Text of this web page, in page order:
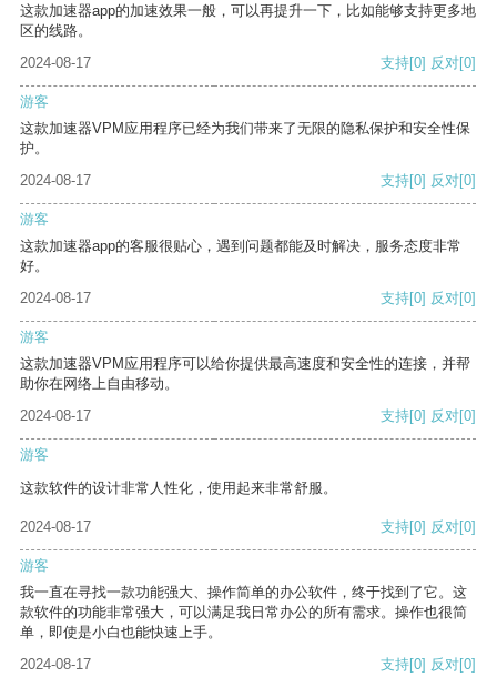
这款加速器app的加速效果一般，可以再提升一下，比如能够支持更多地
区的线路。
2024-08-17
支持[0] 反对[0]
游客
这款加速器VPM应用程序已经为我们带来了无限的隐私保护和安全性保
护。
2024-08-17
支持[0] 反对[0]
游客
这款加速器app的客服很贴心，遇到问题都能及时解决，服务态度非常
好。
2024-08-17
支持[0] 反对[0]
游客
这款加速器VPM应用程序可以给你提供最高速度和安全性的连接，并帮
助你在网络上自由移动。
2024-08-17
支持[0] 反对[0]
游客
这款软件的设计非常人性化，使用起来非常舒服。
2024-08-17 支持[0] 反对[0]
游客
我一直在寻找一款功能强大、操作简单的办公软件，终于找到了它。这
款软件的功能非常强大，可以满足我日常办公的所有需求。操作也很简
单，即使是小白也能快速上手。
2024-08-17
支持[0] 反对[0]